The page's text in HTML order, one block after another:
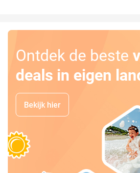
Ontdek de beste
deals in eigen
Bekijk hier